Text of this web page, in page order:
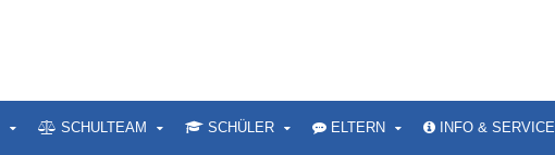
SCHULTEAM SCHÜLER ELTERN INFO & SERVICE